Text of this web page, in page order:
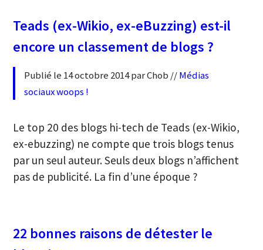
Teads (ex-Wikio, ex-eBuzzing) est-il
encore un classement de blogs ?
Publié le 14 octobre 2014 par Chob //Médias
sociauxwoops !
Le top 20 des blogs hi-tech de Teads (ex-Wikio,
ex-ebuzzing) ne compte que trois blogs tenus
par un seul auteur. Seuls deux blogs n’affichent
pas de publicité. La fin d’une époque ?
22 bonnes raisons de détester le